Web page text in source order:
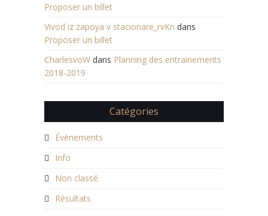
Proposer un billet
Vivod iz zapoya v stacionare_rvKn dans
Proposer un billet
CharlesvoW dans Planning des entrainements
2018-2019
Catégories
Évènements
Info
Non classé
Résultats